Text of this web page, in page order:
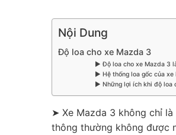
Nội Dung
Độ loa cho xe Mazda 3
▶ Độ loa cho xe Mazda 3
▶ Hệ thống loa gốc của
▶ Những lợi ích khi độ loa
➤ Xe Mazda 3 không chỉ
thông thường không được